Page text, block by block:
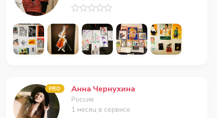
PRO Анна Чернухина
Россия
1 месяц в сервисе